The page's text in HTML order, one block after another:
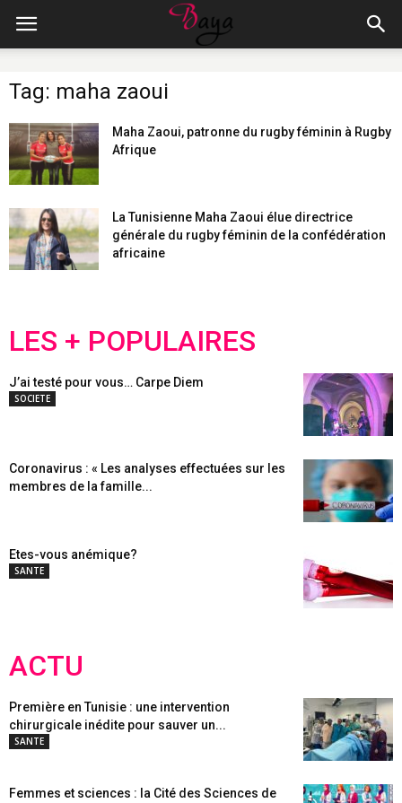
Tag: maha zaoui
Maha Zaoui, patronne du rugby féminin à Rugby
Afrique
La Tunisienne Maha Zaoui élue directrice
générale du rugby féminin de la confédération
africaine
LES + POPULAIRES
J’ai testé pour vous… Carpe Diem
SOCIETE
Coronavirus : « Les analyses effectuées sur les
membres de la famille...
Etes-vous anémique?
SANTE
ACTU
Première en Tunisie : une intervention
chirurgicale inédite pour sauver un...
SANTE
Femmes et sciences : la Cité des Sciences de